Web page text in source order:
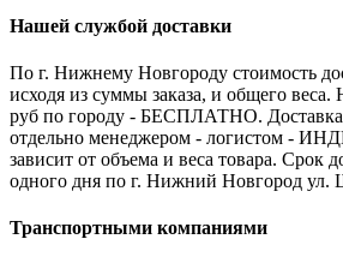
Нашей службой доставки
По г. Нижнему Новгороду стоимость
исходя из суммы заказа, и общего
руб по городу - БЕСПЛАТНО. Доставка
отдельно менеджером - логистом -
зависит от объема и веса товара. Срок
одного дня по г. Нижний Новгород ул.
Транспортными компаниями